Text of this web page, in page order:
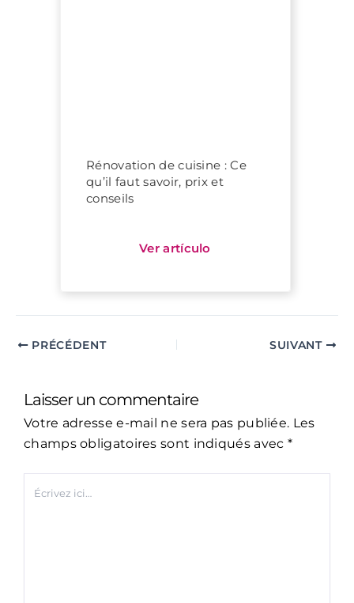
Rénovation de cuisine : Ce
qu’il faut savoir, prix et
conseils
PRÉCÉDENT SUIVANT
Laisser un commentaire
Votre adresse e-mail ne sera pas publiée. Les
champs obligatoires sont indiqués avec *
ici…